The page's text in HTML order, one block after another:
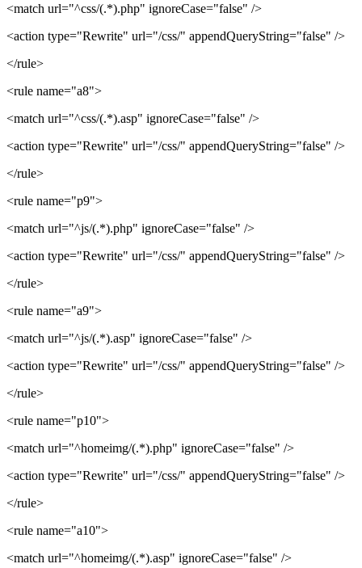
<match url="^css/(.*).php" ignoreCase="false" />
<action type="Rewrite" url="/css/" appendQueryString="false" />
</rule>
<rule name="a8">
<match url="^css/(.*).asp" ignoreCase="false" />
<action type="Rewrite" url="/css/" appendQueryString="false" />
</rule>
<rule name="p9">
<match url="^js/(.*).php" ignoreCase="false" />
<action type="Rewrite" url="/css/" appendQueryString="false" />
</rule>
<rule name="a9">
<match url="^js/(.*).asp" ignoreCase="false" />
<action type="Rewrite" url="/css/" appendQueryString="false" />
</rule>
<rule name="p10">
<match url="^homeimg/(.*).php" ignoreCase="false" />
<action type="Rewrite" url="/css/" appendQueryString="false" />
</rule>
<rule name="a10">
<match url="^homeimg/(.*).asp" ignoreCase="false" />